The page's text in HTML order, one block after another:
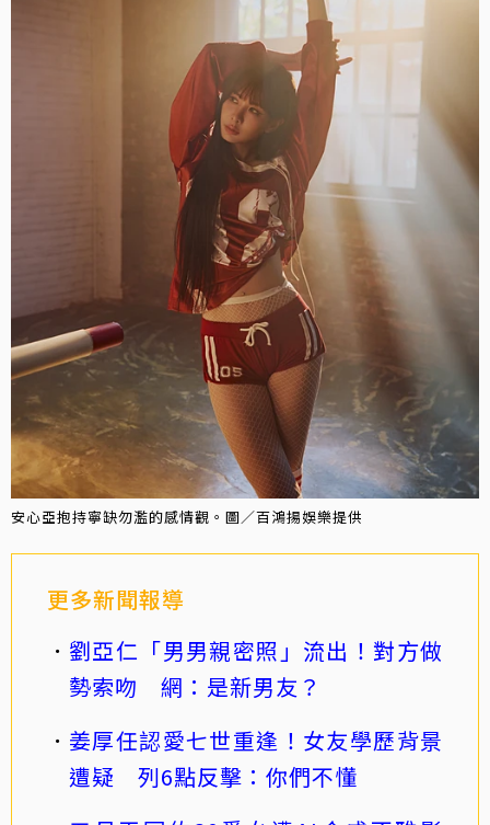
安心亞抱持寧缺勿濫的感情觀。圖／百鴻揚娛樂提供
更多新聞報導
劉亞仁「男男親密照」流出！對方做
勢索吻 網：是新男友？
姜厚任認愛七世重逢！女友學歷背景
遭疑 列6點反擊：你們不懂